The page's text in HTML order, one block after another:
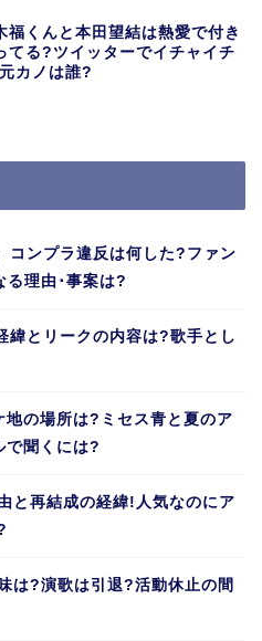
福くんと本田望結は熱愛で付き
てる?ツイッターでイチャイチ
カノは誰?
コンプラ違反は何した?ファン
る理由･事案は?
緯とリークの内容は?歌手とし
地の場所は?ミセス青と夏のア
で聞くには?
と再結成の経緯!人気なのにア
は?演歌は引退?活動休止の間